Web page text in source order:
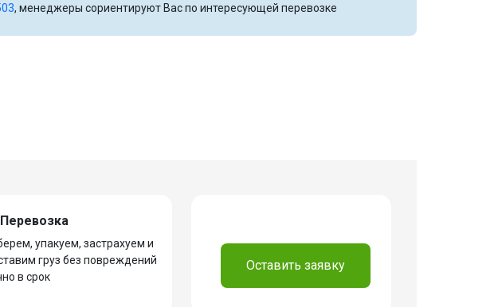
, менеджеры сориентируют Вас по интересующей перевозке
Перевозка
упакуем, застрахуем и
груз без повреждений
в срок
Оставить заявку